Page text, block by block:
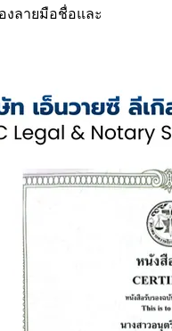
งลายมือชื่อและ